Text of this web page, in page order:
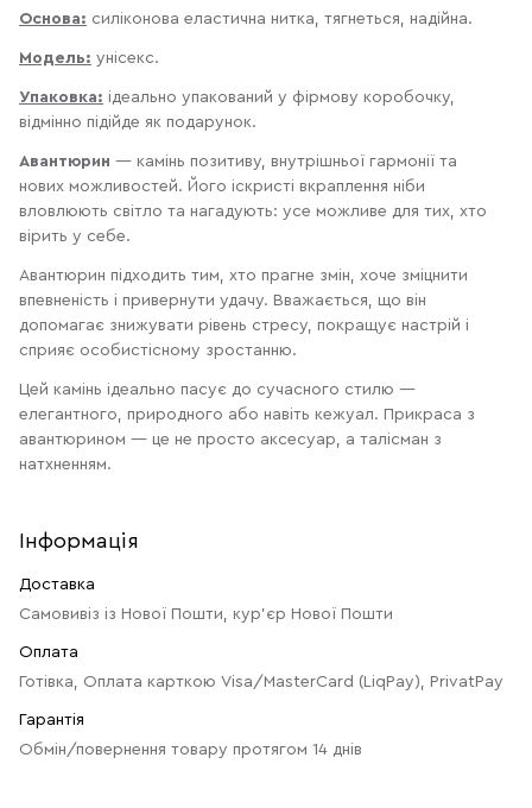
Основа: силіконова еластична нитка, тягнеться, надійна.
Модель: унісекс.
Упаковка: ідеально упакований у фірмову коробочку,
відмінно підійде як подарунок.
Авантюрин — камінь позитиву, внутрішньої гармонії та
нових можливостей. Його іскристі вкраплення ніби
вловлюють світло та нагадують: усе можливе для тих, хто
вірить у себе.
Авантюрин підходить тим, хто прагне змін, хоче зміцнити
впевненість і привернути удачу. Вважається, що він
допомагає знижувати рівень стресу, покращує настрій і
сприяє особистісному зростанню.
Цей камінь ідеально пасує до сучасного стилю —
елегантного, природного або навіть кежуал. Прикраса з
авантюрином — це не просто аксесуар, а талісман з
натхненням.
Інформація
Доставка
Самовивіз із Нової Пошти, кур'єр Нової Пошти
Оплата
Готівка, Оплата карткою Visa/MasterCard (LiqPay), PrivatPay
Гарантія
Обмін/повернення товару протягом 14 днів